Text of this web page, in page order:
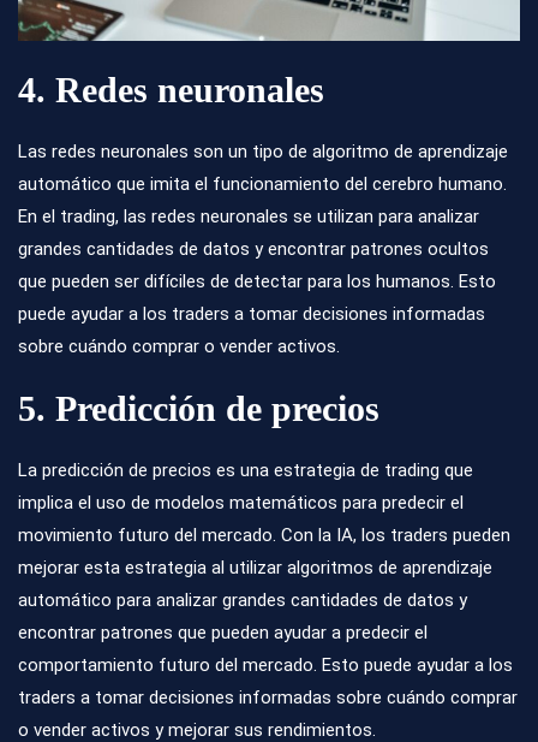
4. Redes neuronales
Las redes neuronales son un tipo de algoritmo de aprendizaje
automático que imita el funcionamiento del cerebro humano.
En el trading, las redes neuronales se utilizan para analizar
grandes cantidades de datos y encontrar patrones ocultos
que pueden ser difíciles de detectar para los humanos. Esto
puede ayudar a los traders a tomar decisiones informadas
sobre cuándo comprar o vender activos.
5. Predicción de precios
La predicción de precios es una estrategia de trading que
implica el uso de modelos matemáticos para predecir el
movimiento futuro del mercado. Con la IA, los traders pueden
mejorar esta estrategia al utilizar algoritmos de aprendizaje
automático para analizar grandes cantidades de datos y
encontrar patrones que pueden ayudar a predecir el
comportamiento futuro del mercado. Esto puede ayudar a los
traders a tomar decisiones informadas sobre cuándo comprar
o vender activos y mejorar sus rendimientos.